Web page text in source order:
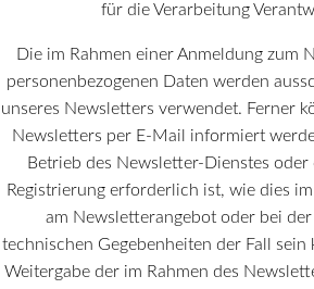
für die Verarbeitung
Die im Rahmen einer Anmeldung zum
personenbezogenen Daten werden
unseres Newsletters verwendet. Ferner
Newsletters per E-Mail informiert
Betrieb des Newsletter-Dienstes oder
Registrierung erforderlich ist, wie dies
am Newsletterangebot oder bei
technischen Gegebenheiten der Fall sein
Weitergabe der im Rahmen des